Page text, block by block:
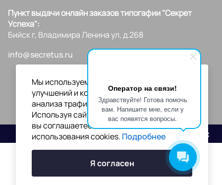
Оператор на связи!
Здравствуйте! Готова помочь
вам. Напишите мне, если у
вас появятся вопросы.
Пункт выдачи онлайн заказов типогафии "Секрет
Успеха":
Бийск г, Владимира Ленина ул, д.268
info@secretus.ru
Мы используем файлы cookies для
улучшений и корректной работы сайта,
анализа трафика и персонализации.
Используя сайт или кликая на "Я согласен",
вы соглашаетесь с нашей политикой
использования cookies. Подробнее
Я согласен
Разработано